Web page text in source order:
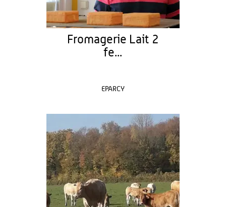
Fromagerie Lait 2
fe...
EPARCY